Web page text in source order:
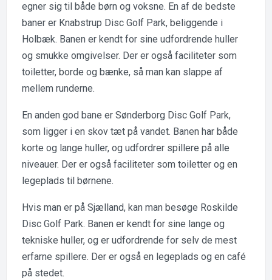
egner sig til både børn og voksne. En af de bedste
baner er Knabstrup Disc Golf Park, beliggende i
Holbæk. Banen er kendt for sine udfordrende huller
og smukke omgivelser. Der er også faciliteter som
toiletter, borde og bænke, så man kan slappe af
mellem runderne.
En anden god bane er Sønderborg Disc Golf Park,
som ligger i en skov tæt på vandet. Banen har både
korte og lange huller, og udfordrer spillere på alle
niveauer. Der er også faciliteter som toiletter og en
legeplads til børnene.
Hvis man er på Sjælland, kan man besøge Roskilde
Disc Golf Park. Banen er kendt for sine lange og
tekniske huller, og er udfordrende for selv de mest
erfarne spillere. Der er også en legeplads og en café
på stedet.